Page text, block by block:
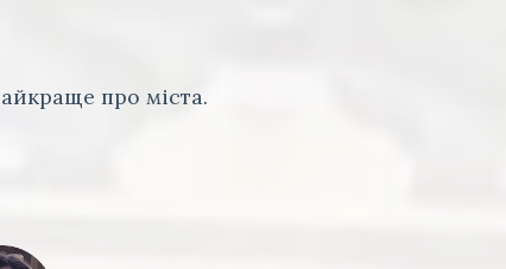
про міста.